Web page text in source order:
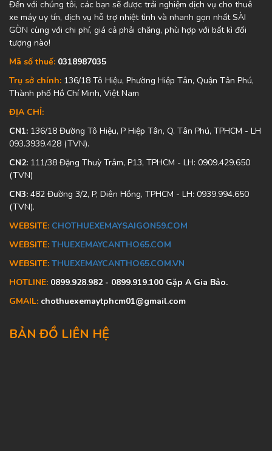
Đến với chúng tôi, các bạn sẽ được trải nghiệm dịch vụ cho thuê
xe máy uy tín, dịch vụ hỗ trợ nhiệt tình và nhanh gọn nhất SÀI
GÒN cùng với chi phí, giá cả phải chăng, phù hợp với bất kì đối
tượng nào!
Mã số thuế: 0318987035
Trụ sở chính: 136/18 Tô Hiệu, Phường Hiệp Tân, Quận Tân Phú,
Thành phố Hồ Chí Minh, Việt Nam
ĐỊA CHỈ:
CN1: 136/18 Đường Tô Hiệu, P Hiệp Tân, Q. Tân Phú, TPHCM - LH
093.3939.428 (TVN).
CN2: 111/38 Đặng Thuỳ Trâm, P13, TPHCM - LH: 0909.429.650
(TVN)
CN3: 482 Đường 3/2, P, Diên Hồng, TPHCM - LH: 0939.994.650
(TVN).
WEBSITE: CHOTHUEXEMAYSAIGON59.COM
WEBSITE: THUEXEMAYCANTHO65.COM
WEBSITE: THUEXEMAYCANTHO65.COM.VN
HOTLINE: 0899.928.982 - 0899.919.100 Gặp A Gia Bảo.
GMAIL: chothuexemaytphcm01@gmail.com
BẢN ĐỒ LIÊN HỆ